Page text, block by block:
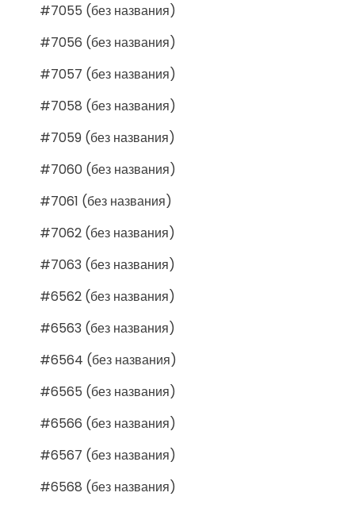
#7055 (без названия)
#7056 (без названия)
#7057 (без названия)
#7058 (без названия)
#7059 (без названия)
#7060 (без названия)
#7061 (без названия)
#7062 (без названия)
#7063 (без названия)
#6562 (без названия)
#6563 (без названия)
#6564 (без названия)
#6565 (без названия)
#6566 (без названия)
#6567 (без названия)
#6568 (без названия)